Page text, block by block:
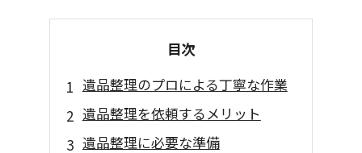
目次
遺品整理のプロによる丁寧な作業
遺品整理を依頼するメリット
遺品整理に必要な準備